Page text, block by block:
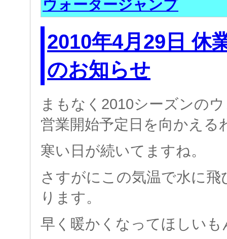
ウォータージャンプ
2010年4月29日 休
のお知らせ
まもなく2010シーズンの
営業開始予定日を向かえる
寒い日が続いてますね。
さすがにこの気温で水に
ります。
早く暖かくなってほしいも